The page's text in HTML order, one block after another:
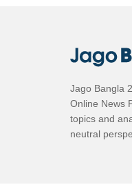
Jago Bangla
Online News
topics and
neutral